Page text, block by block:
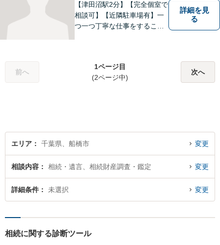
【津田沼駅2分】【完全個室で
相談可】【近隣駐車場有】一
つ一つ丁寧な仕事をすること
葉県船橋市の牧野法律事務所
へお気軽にご相談下さい。
詳細を見
る
前へ
1ページ目
(2ページ中)
次へ
エリア 千葉県、船橋市 変更
相談内容 相続・遺言、相続財産調査・鑑定 変更
詳細条件 未選択 変更
相続に関する診断ツール